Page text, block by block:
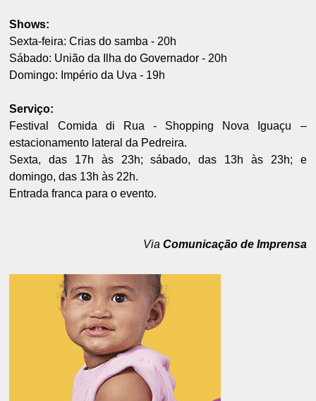
Shows:
Sexta-feira: Crias do samba - 20h
Sábado: União da Ilha do Governador - 20h
Domingo: Império da Uva - 19h
Serviço:
Festival Comida di Rua - Shopping Nova Iguaçu –
estacionamento lateral da Pedreira.
Sexta, das 17h às 23h; sábado, das 13h às 23h; e
domingo, das 13h às 22h.
Entrada franca para o evento.
Via Comunicação de Imprensa